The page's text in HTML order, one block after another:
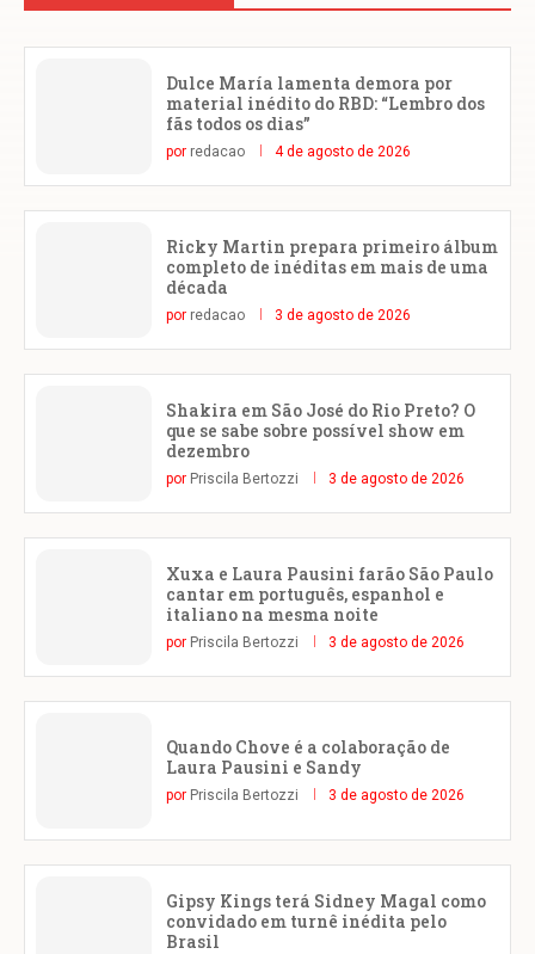
Dulce María lamenta demora por
material inédito do RBD: “Lembro dos
fãs todos os dias”
por redacao 4 de agosto de 2026
Ricky Martin prepara primeiro álbum
completo de inéditas em mais de uma
década
por redacao 3 de agosto de 2026
Shakira em São José do Rio Preto? O
que se sabe sobre possível show em
dezembro
por Priscila Bertozzi 3 de agosto de 2026
Xuxa e Laura Pausini farão São Paulo
cantar em português, espanhol e
italiano na mesma noite
por Priscila Bertozzi 3 de agosto de 2026
Quando Chove é a colaboração de
Laura Pausini e Sandy
por Priscila Bertozzi 3 de agosto de 2026
Gipsy Kings terá Sidney Magal como
convidado em turnê inédita pelo
Brasil